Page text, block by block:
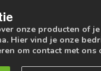
onze producten of
Hier vind je onze
om contact met ons